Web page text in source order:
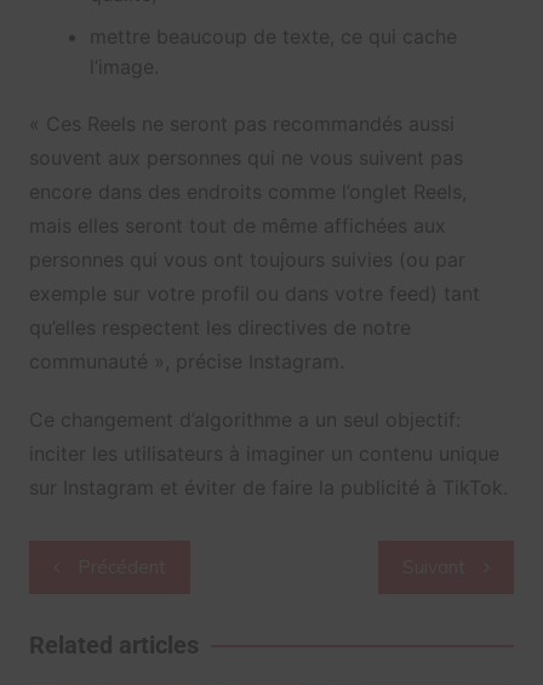
mettre beaucoup de texte, ce qui cache
l’image.
« Ces Reels ne seront pas recommandés aussi
souvent aux personnes qui ne vous suivent pas
encore dans des endroits comme l’onglet Reels,
mais elles seront tout de même affichées aux
personnes qui vous ont toujours suivies (ou par
exemple sur votre profil ou dans votre feed) tant
qu’elles respectent les directives de notre
communauté », précise Instagram.
Ce changement d’algorithme a un seul objectif:
inciter les utilisateurs à imaginer un contenu unique
sur Instagram et éviter de faire la publicité à TikTok.
l’article
Related articles